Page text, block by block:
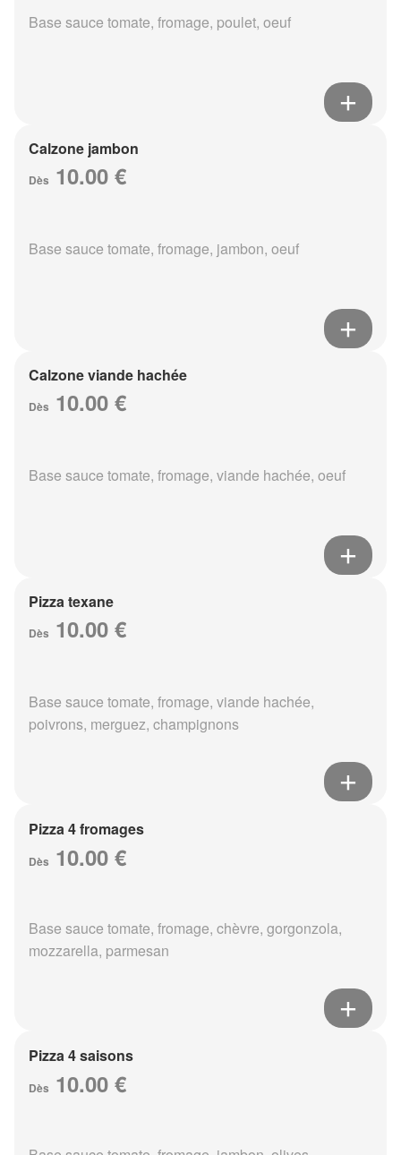
Base sauce tomate, fromage, poulet, oeuf
Calzone jambon
Dès 10.00 €
Base sauce tomate, fromage, jambon, oeuf
Calzone viande hachée
Dès 10.00 €
Base sauce tomate, fromage, viande hachée, oeuf
Pizza texane
Dès 10.00 €
Base sauce tomate, fromage, viande hachée,
poivrons, merguez, champignons
Pizza 4 fromages
Dès 10.00 €
Base sauce tomate, fromage, chèvre, gorgonzola,
mozzarella, parmesan
Pizza 4 saisons
Dès 10.00 €